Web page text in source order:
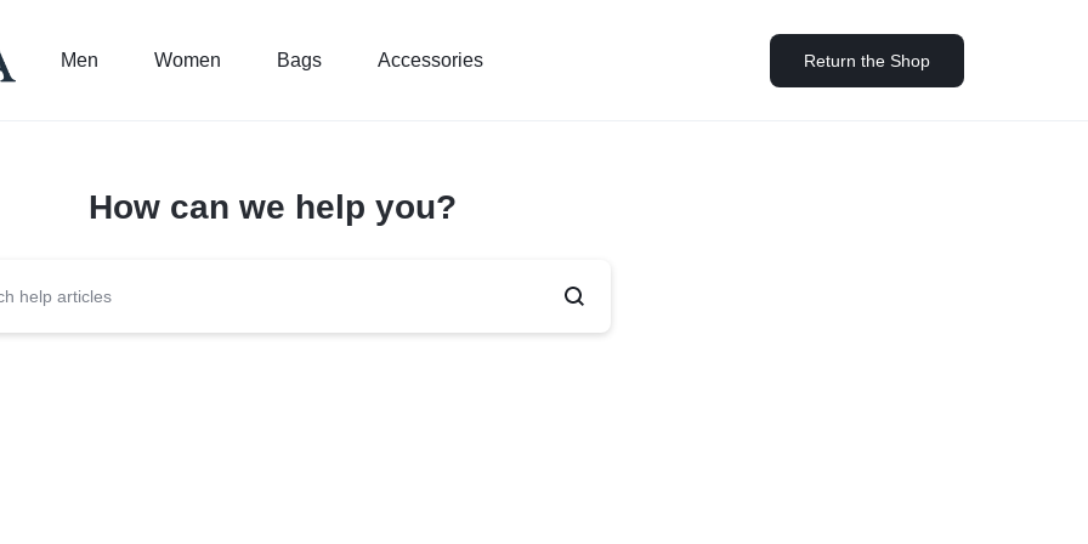
Men Women Bags Accessories Return the Shop
How can we help you?